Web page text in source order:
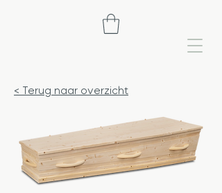
< Terug naar overzicht